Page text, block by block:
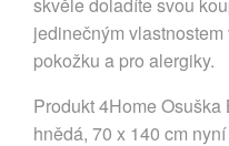
skvěle doladíte svou
jedinečným
pokožku a pro alergiky.
Produkt 4Home
hnědá, 70 x 140 cm